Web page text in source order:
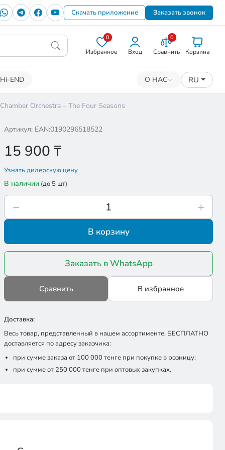
Скачать приложение Заказать звонок
0
Избранное Вход
0
Сравнить Корзина
Hi-END О НАС RU
Orchestra – The Four Seasons
Артикул: EAN:0190296518522
15 900 ₸
Узнать дилерскую цену
В наличии (до 5 шт)
В корзину
Заказать в WhatsApp
Сравнить В избранное
Доставка:
Весь товар, представленный в нашем ассортименте, БЕСПЛАТНО
доставляется по адресу заказчика:
при сумме заказа от 100 000 тенге при покупке в розницу;
при сумме от 250 000 тенге при оптовых закупках.